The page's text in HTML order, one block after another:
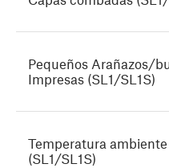
Pequeños Arañazos/
Impresas (SL1/SL1S)
Temperatura
(SL1/SL1S)